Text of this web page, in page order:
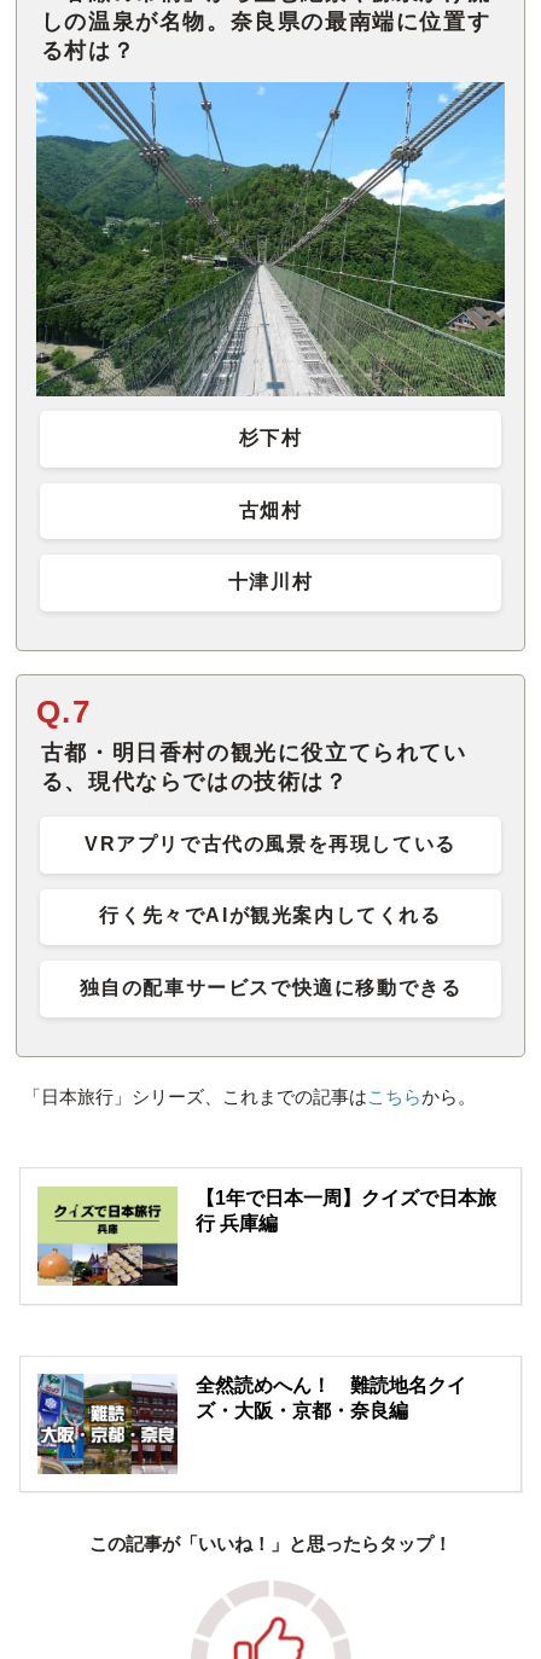
しの温泉が名物。奈良県の最南端に位置す
る村は？
杉下村
古畑村
十津川村
Q.7
古都・明日香村の観光に役立てられてい
る、現代ならではの技術は？
VRアプリで古代の風景を再現している
行く先々でAIが観光案内してくれる
独自の配車サービスで快適に移動できる
「日本旅行」シリーズ、これまでの記事はこちらから。
【1年で日本一周】クイズで日本旅
行 兵庫編
全然読めへん！ 難読地名クイ
ズ・大阪・京都・奈良編
この記事が「いいね！」と思ったらタップ！